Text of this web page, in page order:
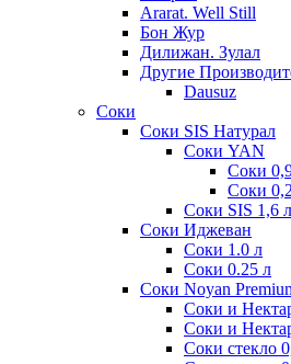
Ararat. Well Still
Бон Жур
Дилижан. Зулал
Другие
Dausuz
Соки
Соки SIS Натурал
Соки YAN
Соки
Соки
Соки SIS 1,6
Соки Иджеван
Соки 1.0 л
Соки 0.25 л
Соки Noyan
Соки и
Соки и
Соки стекло